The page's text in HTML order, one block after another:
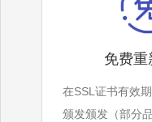
免费重
在SSL证书有效
颁发颁发（部分